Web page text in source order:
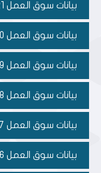
بيانات سوق العمل 2021
بيانات سوق العمل 2020
بيانات سوق العمل 2019
بيانات سوق العمل 2018
بيانات سوق العمل 2017
بيانات سوق العمل 2016